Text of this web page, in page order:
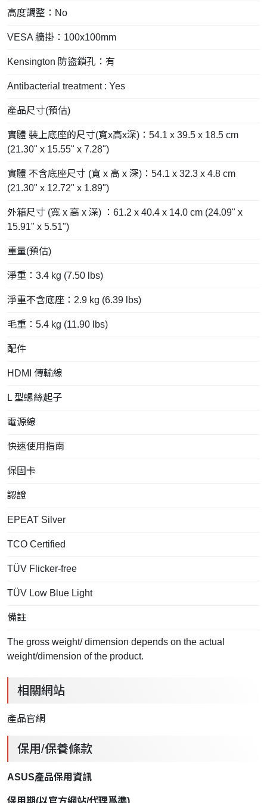
高度調整：No
VESA 牆掛：100x100mm
Kensington 防盜鎖孔：有
Antibacterial treatment : Yes
產品尺寸(預估)
實體 裝上底座的尺寸(寬x高x深)：54.1 x 39.5 x 18.5 cm
(21.30" x 15.55" x 7.28")
實體 不含底座尺寸 (寬 x 高 x 深)：54.1 x 32.3 x 4.8 cm
(21.30" x 12.72" x 1.89")
外箱尺寸 (寬 x 高 x 深) ：61.2 x 40.4 x 14.0 cm (24.09" x
15.91" x 5.51")
重量(預估)
淨重：3.4 kg (7.50 lbs)
淨重不含底座：2.9 kg (6.39 lbs)
毛重：5.4 kg (11.90 lbs)
配件
HDMI 傳輸線
L 型螺絲起子
電源線
快速使用指南
保固卡
認證
EPEAT Silver
TCO Certified
TÜV Flicker-free
TÜV Low Blue Light
備註
The gross weight/ dimension depends on the actual
weight/dimension of the product.
相關網站
產品官網
保用/保養條款
ASUS產品保用資訊